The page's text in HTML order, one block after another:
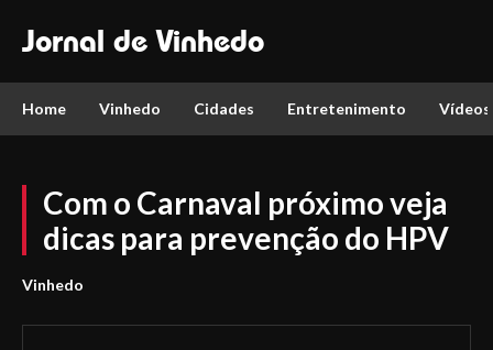
Jornal de Vinhedo
Home Vinhedo Cidades Entretenimento Vídeos
Com o Carnaval próximo veja
dicas para prevenção do HPV
Vinhedo